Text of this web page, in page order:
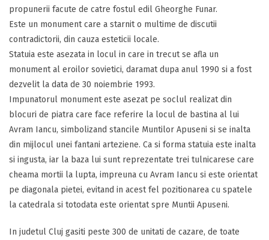
propunerii facute de catre fostul edil Gheorghe Funar.
Este un monument care a starnit o multime de discutii
contradictorii, din cauza esteticii locale.
Statuia este asezata in locul in care in trecut se afla un
monument al eroilor sovietici, daramat dupa anul 1990 si a fost
dezvelit la data de 30 noiembrie 1993.
Impunatorul monument este asezat pe soclul realizat din
blocuri de piatra care face referire la locul de bastina al lui
Avram Iancu, simbolizand stancile Muntilor Apuseni si se inalta
din mijlocul unei fantani arteziene. Ca si forma statuia este inalta
si ingusta, iar la baza lui sunt reprezentate trei tulnicarese care
cheama mortii la lupta, impreuna cu Avram Iancu si este orientat
pe diagonala pietei, evitand in acest fel pozitionarea cu spatele
la catedrala si totodata este orientat spre Muntii Apuseni.
In judetul Cluj gasiti peste 300 de unitati de cazare, de toate